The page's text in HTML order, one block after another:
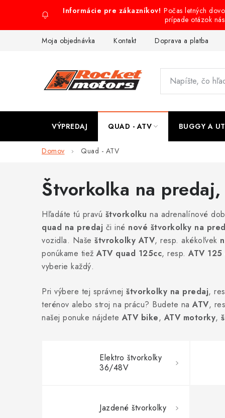
obsah
Počas letných
prípade otázok
Moja objednávka Kontakt Doprava a platba
VÝPREDAJ QUAD - ATV BUGGY A
Domov Quad - ATV
Štvorkolka na
Hľadáte tú pravú štvorkolku na adrenalínové
quad na predaj či iné nové štvorkolky na
vozidla. Naše štvrokolky ATV, resp. akékoľvek
ponúkame tiež ATV quad 125cc, resp. ATV 125
vyberie každý.
Pri výbere tej správnej štvorkolky na predaj,
terénov alebo stroj na prácu? Budete na ATV,
našej ponuke nájdete ATV bike, ATV motorky,
Elektro štvorkolky
36/48V
Jazdené štvorkolky